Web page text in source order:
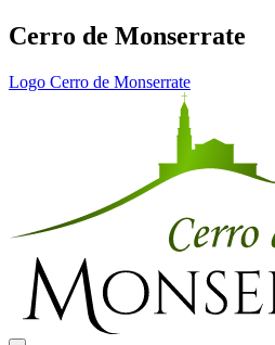
Cerro de Monserrate
Logo Cerro de Monserrate